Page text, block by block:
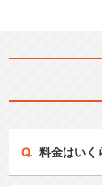
料金はいく